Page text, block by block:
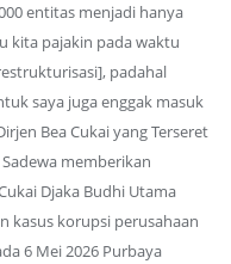
entitas menjadi hanya
kita pajakin pada waktu
padahal
saya juga enggak masuk
Bea Cukai yang Terseret
memberikan
Djaka Budhi Utama
kasus korupsi perusahaan
6 Mei 2026 Purbaya